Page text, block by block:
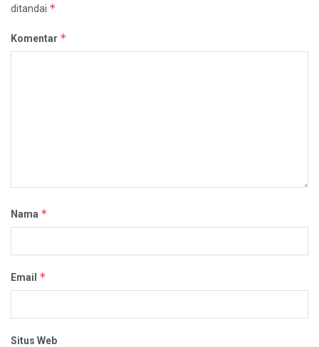
ditandai *
Komentar *
Nama *
Email *
Situs Web